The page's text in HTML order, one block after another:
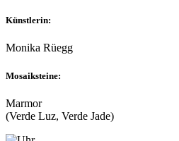
Künstlerin:
Monika Rüegg
Mosaiksteine:
Marmor
(Verde Luz, Verde Jade)